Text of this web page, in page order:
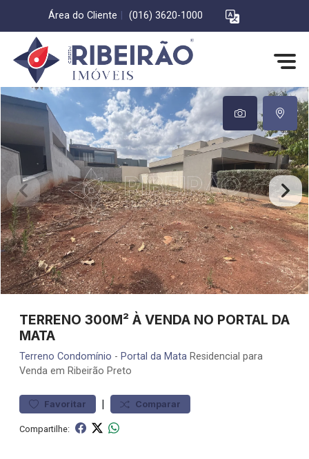
Área do Cliente (016) 3620-1000
TERRENO 300M² À VENDA NO PORTAL DA
MATA
Terreno Condomínio - Portal da Mata Residencial para
Venda em Ribeirão Preto
Favoritar | Comparar
Compartilhe: